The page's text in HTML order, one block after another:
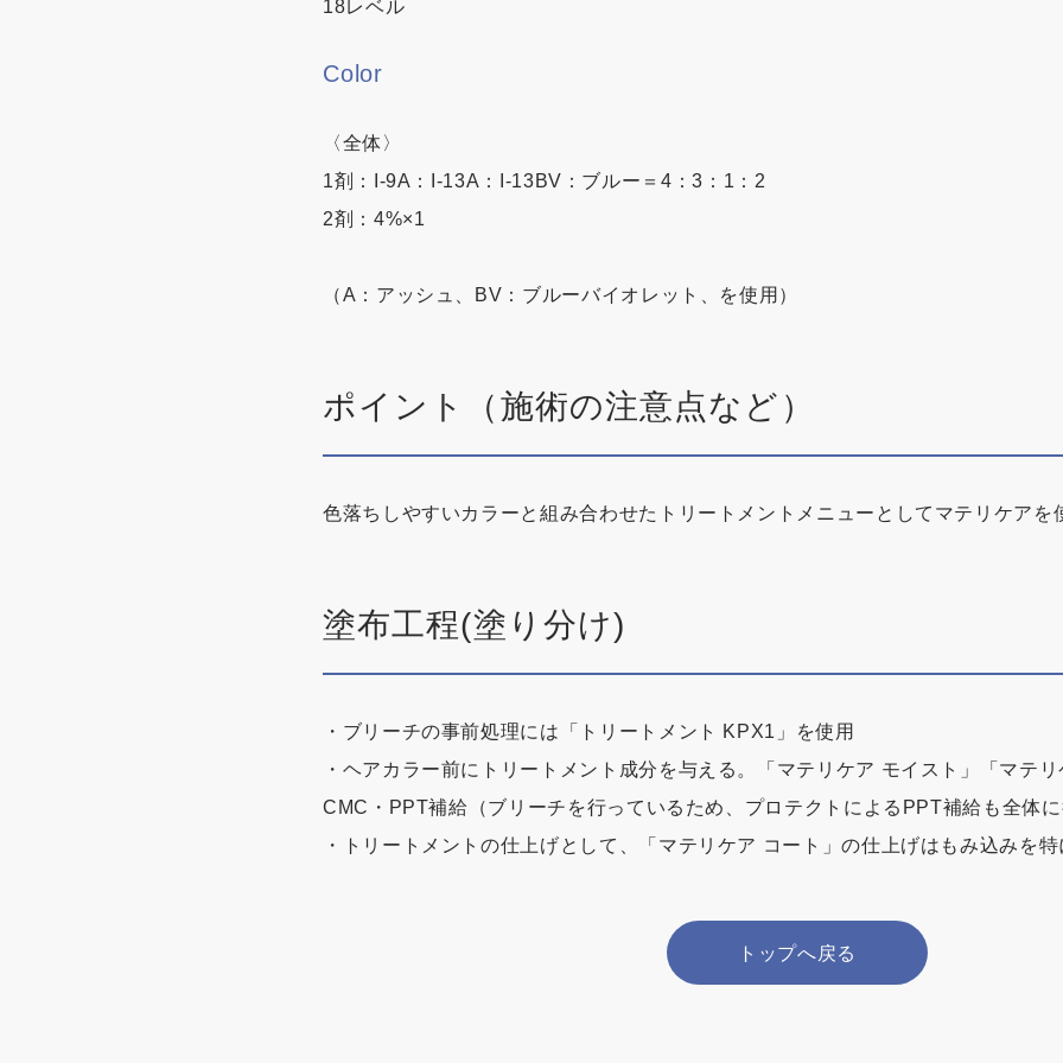
18レベル
Color
〈全体〉
1剤：I-9A：I-13A：I-13BV：ブルー＝4：3：1：2
2剤：4%×1
（A：アッシュ、BV：ブルーバイオレット、を使用）
ポイント（施術の注意点など）
色落ちしやすいカラーと組み合わせたトリートメントメニューとしてマテリケアを
塗布工程(塗り分け)
・ブリーチの事前処理には「トリートメント KPX1」を使用
・ヘアカラー前にトリートメント成分を与える。「マテリケア モイスト」「マテ
CMC・PPT補給（ブリーチを行っているため、プロテクトによるPPT補給も全体
・トリートメントの仕上げとして、「マテリケア コート」の仕上げはもみ込みを
トップへ戻る